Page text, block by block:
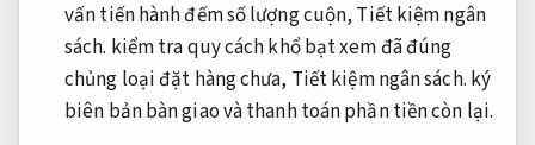
vấn tiến hành đếm số lượng cuộn, Tiết kiệm ngân
sách. kiểm tra quy cách khổ bạt xem đã đúng
chủng loại đặt hàng chưa, Tiết kiệm ngân sách. ký
biên bản bàn giao và thanh toán phần tiền còn lại.